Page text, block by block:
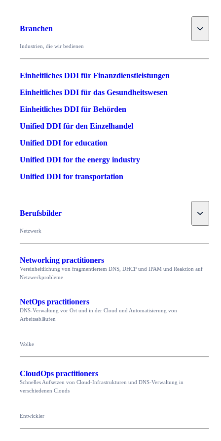
Branchen Toggle
Industrien, die wir bedienen
Einheitliches DDI für Finanzdienstleistungen
Einheitliches DDI für das Gesundheitswesen
Einheitliches DDI für Behörden
Unified DDI für den Einzelhandel
Unified DDI for education
Unified DDI for the energy industry
Unified DDI for transportation
Berufsbilder Toggle
Netzwerk
Networking practitioners
Vereinheitlichung von fragmentiertem DNS, DHCP und IPAM und Reaktion auf
Netzwerkprobleme
NetOps practitioners
DNS-Verwaltung vor Ort und in der Cloud und Automatisierung von
Arbeitsabläufen
Wolke
CloudOps practitioners
Schnelles Aufsetzen von Cloud-Infrastrukturen und DNS-Verwaltung in
verschiedenen Clouds
Entwickler